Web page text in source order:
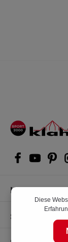
Kompetente
Shop Service
Diese